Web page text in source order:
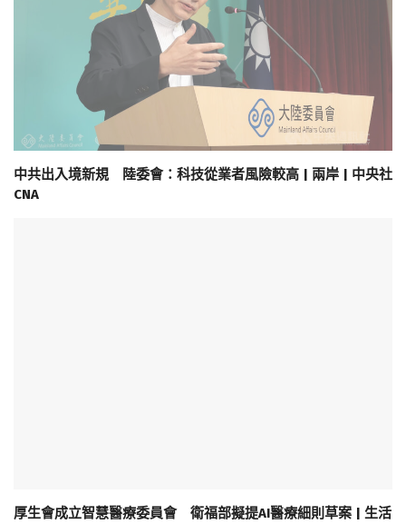
中共出入境新規 陸委會：科技從業者風險較高 | 兩岸 | 中央社
CNA
厚生會成立智慧醫療委員會 衛福部擬提AI醫療細則草案 | 生活